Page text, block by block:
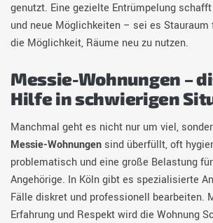
genutzt. Eine gezielte Entrümpelung
und neue Möglichkeiten – sei es Stauraum
die Möglichkeit, Räume neu zu nutzen.
Messie-Wohnungen –
Hilfe in schwierigen
Manchmal geht es nicht nur um viel,
Messie-Wohnungen sind überfüllt, oft
problematisch und eine große Belastung
Angehörige. In Köln gibt es spezialisierte
Fälle diskret und professionell bearbeiten.
Erfahrung und Respekt wird die Wohnung